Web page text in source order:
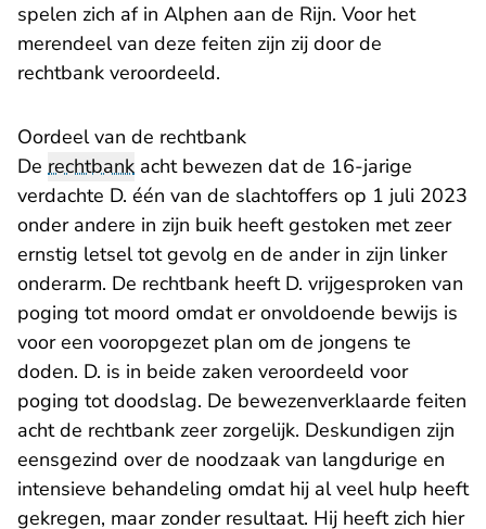
spelen zich af in Alphen aan de Rijn. Voor het
merendeel van deze feiten zijn zij door de
rechtbank veroordeeld.
Oordeel van de rechtbank
De rechtbank acht bewezen dat de 16-jarige
verdachte D. één van de slachtoffers op 1 juli 2023
onder andere in zijn buik heeft gestoken met zeer
ernstig letsel tot gevolg en de ander in zijn linker
onderarm. De rechtbank heeft D. vrijgesproken van
poging tot moord omdat er onvoldoende bewijs is
voor een vooropgezet plan om de jongens te
doden. D. is in beide zaken veroordeeld voor
poging tot doodslag. De bewezenverklaarde feiten
acht de rechtbank zeer zorgelijk. Deskundigen zijn
eensgezind over de noodzaak van langdurige en
intensieve behandeling omdat hij al veel hulp heeft
gekregen, maar zonder resultaat. Hij heeft zich hier